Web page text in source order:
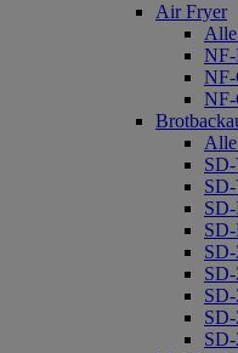
Air Fryer
Alle
Alle
SD-